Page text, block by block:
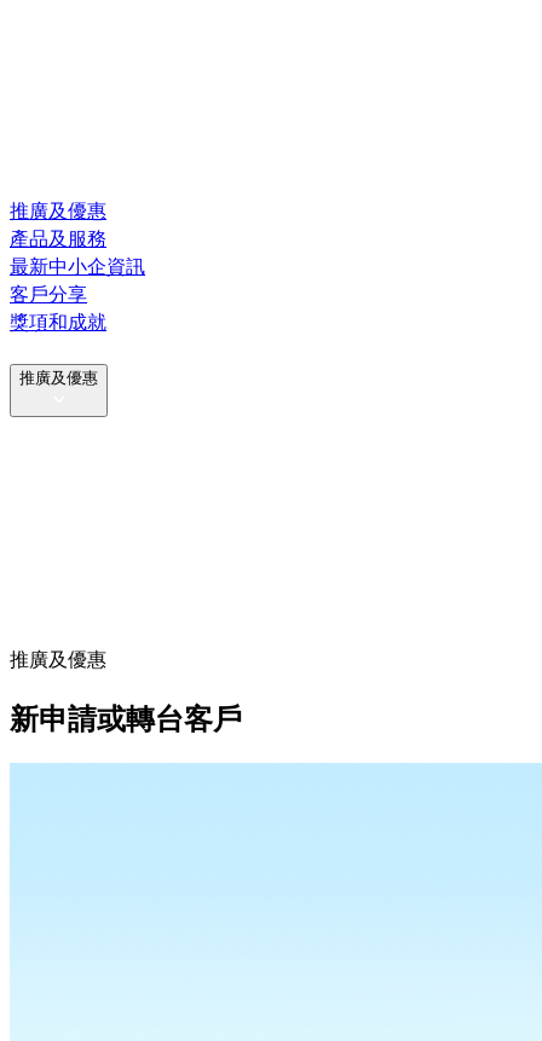
推廣及優惠
產品及服務
最新中小企資訊
客戶分享
獎項和成就
推廣及優惠
推廣及優惠
新申請或轉台客戶